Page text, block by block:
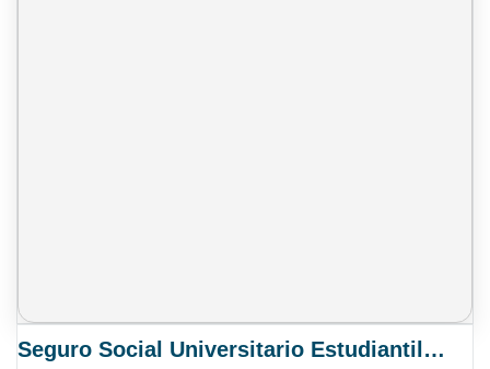
Seguro Social Universitario Estudiantil SSUE